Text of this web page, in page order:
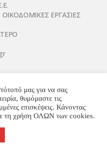
ΕΡΓΑΣΙΕΣ
2018 - designed by Truly
μας για να σας
θυμόμαστε τις
επισκέψεις. Κάνοντας
τη χρήση ΟΛΩΝ των cookies.